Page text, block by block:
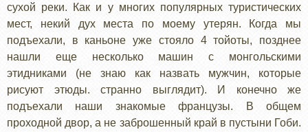
сухой реки. Как и у многих популярных туристических
мест, некий дух места по моему утерян. Когда мы
подъехали, в каньоне уже стояло 4 тойоты, позднее
нашли еще несколько машин с монгольскими
этидниками (не знаю как назвать мужчин, которые
рисуют этюды. странно выглядит). И конечно же
подъехали наши знакомые французы. В общем
проходной двор, а не заброшенный край в пустыни Гоби.